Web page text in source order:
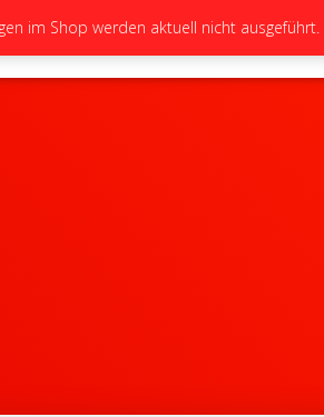
GALERIE TEAM TUNING
im Shop werden aktuell nicht ausgeführt.